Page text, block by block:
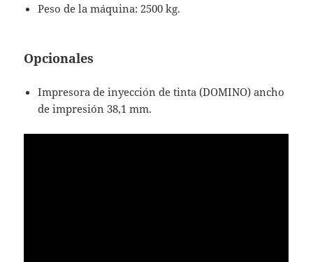
Peso de la máquina: 2500 kg.
Opcionales
Impresora de inyección de tinta (DOMINO) ancho
de impresión 38,1 mm.